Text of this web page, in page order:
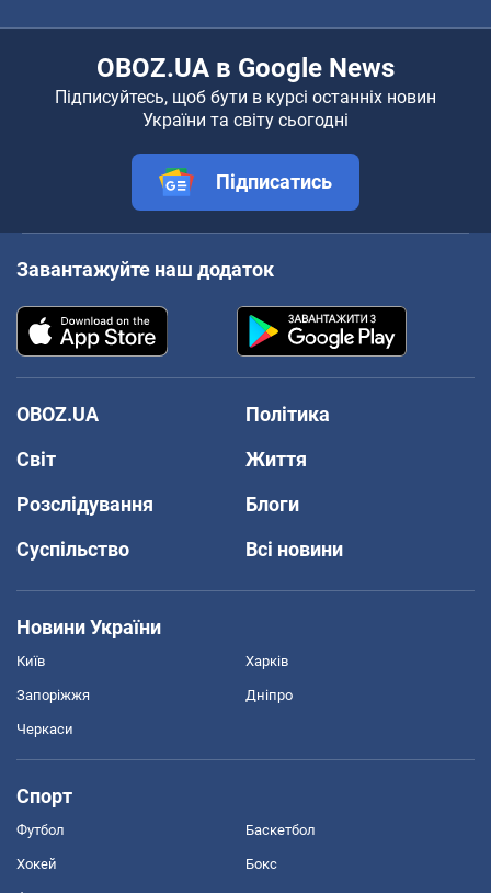
OBOZ.UA в Google News
Підписуйтесь, щоб бути в курсі останніх новин
України та світу сьогодні
Підписатись
Завантажуйте наш додаток
OBOZ.UA
Політика
Світ
Життя
Розслідування
Блоги
Суспільство
Всі новини
Новини України
Київ Харків
Запоріжжя Дніпро
Черкаси
Спорт
Футбол Баскетбол
Хокей Бокс